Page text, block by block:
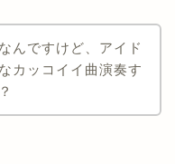
んですけど、アイド
カッコイイ曲演奏す